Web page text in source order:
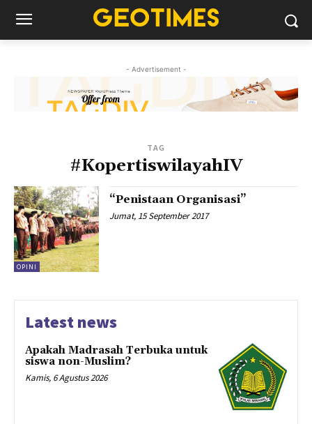
- Advertisement -
TAG
#KopertiswilayahIV
OPINI
“Penistaan Organisasi”
Jumat, 15 September 2017
Latest news
Apakah Madrasah Terbuka untuk
siswa non-Muslim?
Kamis, 6 Agustus 2026